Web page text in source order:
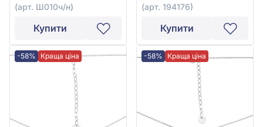
(арт. Ш010ч/н)
Купити
(арт. 194176)
Купити
-58% Краща ціна -58% Краща ціна